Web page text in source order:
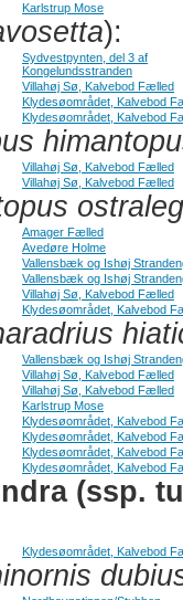
Karlstrup Mose
):
Sydvestpynten, del 3 af
Kongelundsstranden
Villahøj Sø, Kalvebod Fælled
Klydesøområdet, Kalvebod
Klydesøområdet, Kalvebod
Villahøj Sø, Kalvebod Fælled
Villahøj Sø, Kalvebod Fælled
Amager Fælled
Avedøre Holme
Vallensbæk og Ishøj
Vallensbæk og Ishøj
Villahøj Sø, Kalvebod Fælled
Klydesøområdet, Kalvebod
Vallensbæk og Ishøj
Villahøj Sø, Kalvebod Fælled
Villahøj Sø, Kalvebod Fælled
Karlstrup Mose
Klydesøområdet, Kalvebod
Klydesøområdet, Kalvebod
Klydesøområdet, Kalvebod
Klydesøområdet, Kalvebod
(ssp.
Klydesøområdet, Kalvebod